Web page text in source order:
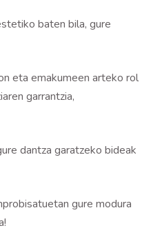
baten bila, gure
eta emakumeen arteko rol
garrantzia,
dantza garatzeko bideak
gure modura